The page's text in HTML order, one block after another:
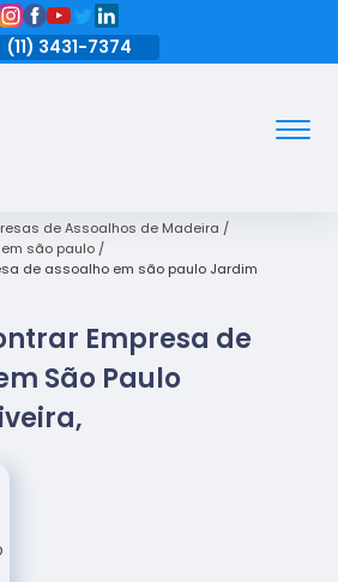
(11) 3431-7374
de Assoalhos de Madeira
são paulo
de assoalho em são paulo Jardim
Empresa de
São Paulo